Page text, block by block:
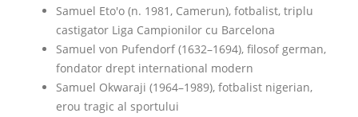
Samuel Eto'o (n. 1981, Camerun), fotbalist, triplu
castigator Liga Campionilor cu Barcelona
Samuel von Pufendorf (1632–1694), filosof german,
fondator drept international modern
Samuel Okwaraji (1964–1989), fotbalist nigerian,
erou tragic al sportului